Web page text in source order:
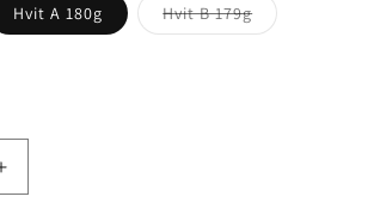
Hvit A 180g Hvit B 179gVarianten
er
Øk
antallet